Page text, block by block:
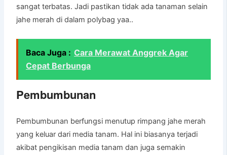
sangat terbatas. Jadi pastikan tidak ada tanaman selain
jahe merah di dalam polybag yaa..
Baca Juga : Cara Merawat Anggrek Agar
Cepat Berbunga
Pembumbunan
Pembumbunan berfungsi menutup rimpang jahe merah
yang keluar dari media tanam. Hal ini biasanya terjadi
akibat pengikisan media tanam dan juga semakin